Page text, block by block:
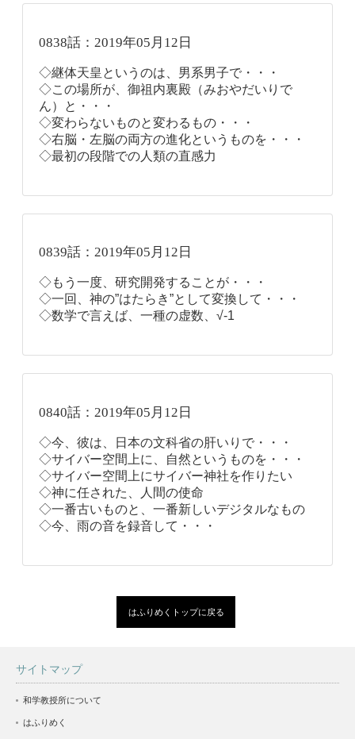
0838話：2019年05月12日
◇継体天皇というのは、男系男子で・・・
◇この場所が、御祖内裏殿（みおやだいりで
ん）と・・・
◇変わらないものと変わるもの・・・
◇右脳・左脳の両方の進化というものを・・・
◇最初の段階での人類の直感力
0839話：2019年05月12日
◇もう一度、研究開発することが・・・
◇一回、神の”はたらき”として変換して・・・
◇数学で言えば、一種の虚数、√-1
0840話：2019年05月12日
◇今、彼は、日本の文科省の肝いりで・・・
◇サイバー空間上に、自然というものを・・・
◇サイバー空間上にサイバー神社を作りたい
◇神に任された、人間の使命
◇一番古いものと、一番新しいデジタルなもの
◇今、雨の音を録音して・・・
はふりめくトップに戻る
サイトマップ
和学教授所について
はふりめく